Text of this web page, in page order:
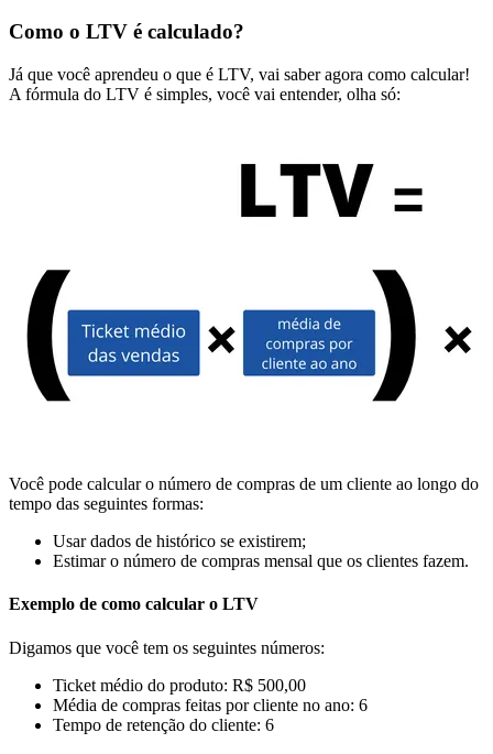
Como o LTV é calculado?
Já que você aprendeu o que é LTV, vai saber agora como calcular!
A fórmula do LTV é simples, você vai entender, olha só:
Você pode calcular o número de compras de um cliente ao longo do
tempo das seguintes formas:
Usar dados de histórico se existirem;
Estimar o número de compras mensal que os clientes fazem.
Exemplo de como calcular o LTV
Digamos que você tem os seguintes números:
Ticket médio do produto: R$ 500,00
Média de compras feitas por cliente no ano: 6
Tempo de retenção do cliente: 6